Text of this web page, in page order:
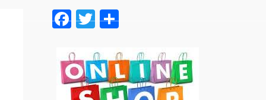
Facebook
TwitterShare